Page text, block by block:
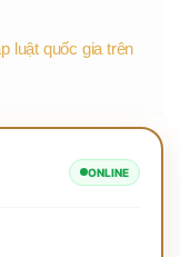
luật quốc gia trên
ONLINE